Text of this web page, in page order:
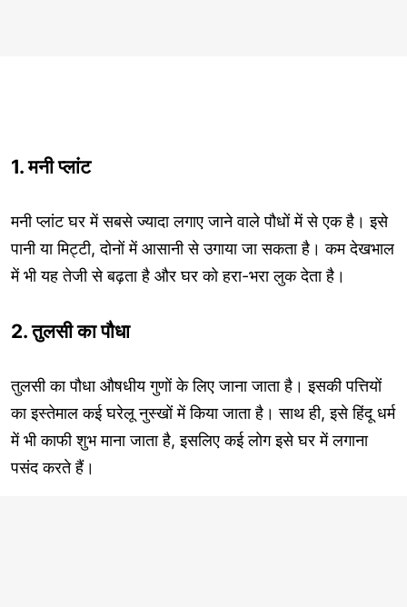
1. मनी प्लांट
मनी प्लांट घर में सबसे ज्यादा लगाए जाने वाले पौधों में से एक है। इसे
पानी या मिट्टी, दोनों में आसानी से उगाया जा सकता है। कम देखभाल
में भी यह तेजी से बढ़ता है और घर को हरा-भरा लुक देता है।
2. तुलसी का पौधा
तुलसी का पौधा औषधीय गुणों के लिए जाना जाता है। इसकी पत्तियों
का इस्तेमाल कई घरेलू नुस्खों में किया जाता है। साथ ही, इसे हिंदू धर्म
में भी काफी शुभ माना जाता है, इसलिए कई लोग इसे घर में लगाना
पसंद करते हैं।